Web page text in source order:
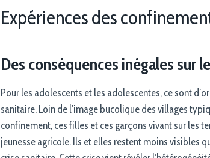
Expériences des
Des conséquences inégales sur
Pour les adolescents et les adolescentes, ce sont
sanitaire. Loin de l’image bucolique des villages
confinement, ces filles et ces garçons vivant sur les
jeunesse agricole. Ils et elles restent moins visibles